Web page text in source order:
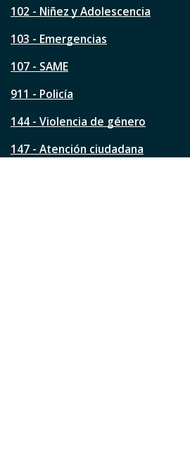
s
a
á
i
a
102 - Niñez y Adolescencia
103 - Emergencias
107 - SAME
911 - Policía
144 - Violencia de género
147 - Atención ciudadana